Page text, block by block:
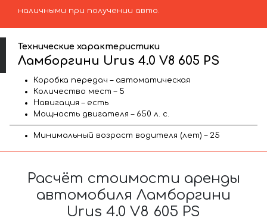
наличными при получении авто.
Технические характеристики
Ламборгини Urus 4.0 V8 605 PS
Коробка передач – автоматическая
Количество мест – 5
Навигация – есть
Мощность двигателя – 650 л. с.
Минимальный возраст водителя (лет) – 25
Расчёт стоимости аренды
автомобиля Ламборгини
Urus 4.0 V8 605 PS